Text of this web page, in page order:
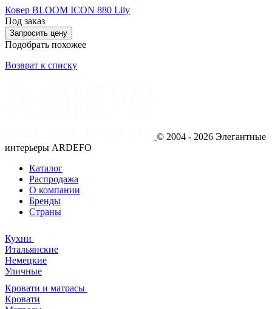
Ковер BLOOM ICON 880 Lily
Под заказ
Запросить цену
Подобрать похожее
Возврат к списку
© 2004 - 2026 Элегантные
интерьеры ARDEFO
Каталог
Распродажа
О компании
Бренды
Страны
Кухни
Итальянские
Немецкие
Уличные
Кровати и матрасы
Кровати